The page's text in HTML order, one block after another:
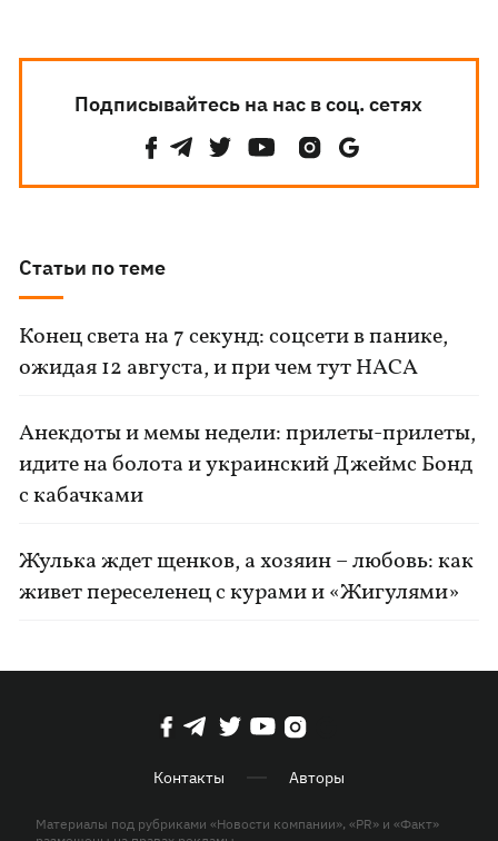
Подписывайтесь на нас в соц. сетях
Статьи по теме
Конец света на 7 секунд: соцсети в панике,
ожидая 12 августа, и при чем тут НАСА
Анекдоты и мемы недели: прилеты-прилеты,
идите на болота и украинский Джеймс Бонд
с кабачками
Жулька ждет щенков, а хозяин – любовь: как
живет переселенец с курами и «Жигулями»
Контакты Авторы
Материалы под рубриками «Новости компании», «PR» и «Факт»